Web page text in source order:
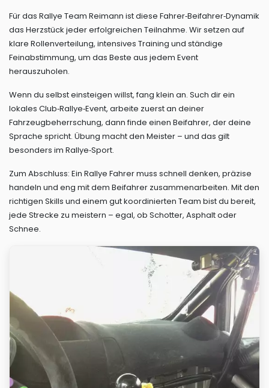
Für das Rallye Team Reimann ist diese Fahrer‑Beifahrer‑Dynamik
das Herzstück jeder erfolgreichen Teilnahme. Wir setzen auf
klare Rollenverteilung, intensives Training und ständige
Feinabstimmung, um das Beste aus jedem Event
herauszuholen.
Wenn du selbst einsteigen willst, fang klein an. Such dir ein
lokales Club‑Rallye‑Event, arbeite zuerst an deiner
Fahrzeugbeherrschung, dann finde einen Beifahrer, der deine
Sprache spricht. Übung macht den Meister – und das gilt
besonders im Rallye‑Sport.
Zum Abschluss: Ein Rallye Fahrer muss schnell denken, präzise
handeln und eng mit dem Beifahrer zusammenarbeiten. Mit den
richtigen Skills und einem gut koordinierten Team bist du bereit,
jede Strecke zu meistern – egal, ob Schotter, Asphalt oder
Schnee.